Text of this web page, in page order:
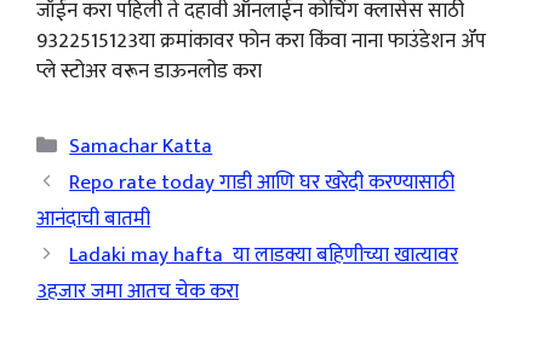
जॉईन करा पहिली ते दहावी ऑनलाईन कोचिंग क्लासेस साठी
9322515123या क्रमांकावर फोन करा किंवा नाना फाउंडेशन ॲप
प्ले स्टोअर वरून डाऊनलोड करा
Categories
Samachar Katta
Repo rate today गाडी आणि घर खरेदी करण्यासाठी
आनंदाची बातमी
Ladaki may hafta या लाडक्या बहिणीच्या खात्यावर
3हजार जमा आतच चेक करा